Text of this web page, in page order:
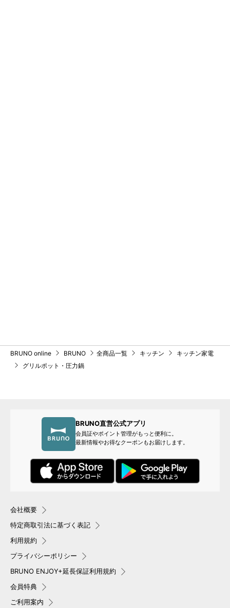
BRUNO online BRUNO 全商品一覧 キッチン
キッチン家電
グリルポット・圧力鍋
BRUNO直営公式アプリ
会員証やポイント管理がもっと便利に。
最新情報やお得なクーポンもお届けします。
会社概要
特定商取引法に基づく表記
利用規約
プライバシーポリシー
BRUNO ENJOY+延長保証利用規約
会員特典
ご利用案内